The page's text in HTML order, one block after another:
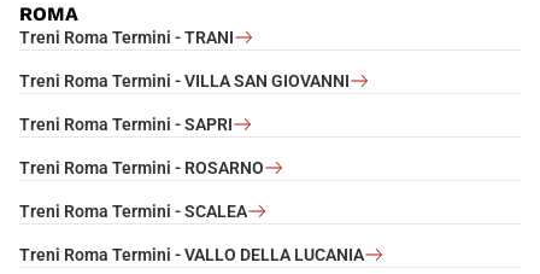
ROMA
Treni Roma Termini - TRANI
Treni Roma Termini - VILLA SAN GIOVANNI
Treni Roma Termini - SAPRI
Treni Roma Termini - ROSARNO
Treni Roma Termini - SCALEA
Treni Roma Termini - VALLO DELLA LUCANIA